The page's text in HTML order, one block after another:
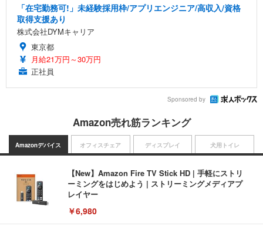
「在宅勤務可!」未経験採用枠/アプリエンジニア/高収入/資格
取得支援あり
株式会社DYMキャリア
東京都
月給21万円～30万円
正社員
Sponsored by
Amazon売れ筋ランキング
Amazonデバイス
【New】Amazon Fire TV Stick HD | 手軽にストリ
ーミングをはじめよう | ストリーミングメディアプ
レイヤー
￥6,980
オフィスチェア ディスプレイ 犬用トイレ